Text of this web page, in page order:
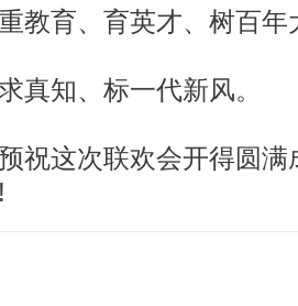
育、育英才、树百年
知、标一代新风。
这次联欢会开得圆满